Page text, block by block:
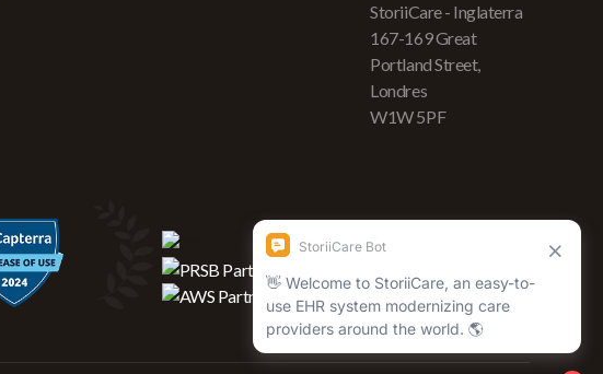
StoriiCare - Inglaterra
167-169 Great
Portland Street,
Londres
W1W 5PF